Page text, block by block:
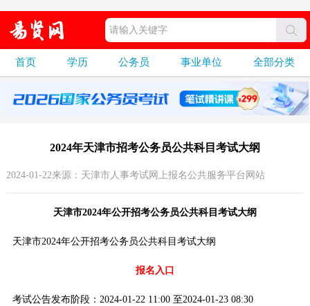
首页 学历 公务员 事业单位 全部分类
2024年天津市招考公务员公共科目考试大纲
2024-01-22来源：天津市人事考试网上报名公共服务平台网站
天津市2024年公开招考公务员公共科目考试大纲
天津市2024年公开招考公务员公共科目考试大纲
报名入口
考试公告发布阶段：2024-01-22 11:00 至2024-01-23 08:30